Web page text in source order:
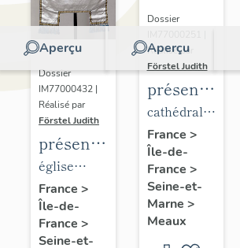
Aperçu
Dossier
IM77000432 |
Réalisé par
Förstel Judith
présentation
du
mobilier
de
l'église
église
paroissiale
Notre-
Dame du
France >
Île-de-
France >
Seine-et-
Aperçu
Dossier
Réalisé par
Förstel Judith
du
mobilier
de la
cathédrale
de
Meaux
cathédrale
Saint-
Etienne
France >
Île-de-
France >
Seine-et-
Marne >
Meaux